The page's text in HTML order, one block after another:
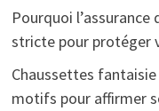
Pourquoi
stricte pour protéger
Chaussettes
motifs pour affirmer